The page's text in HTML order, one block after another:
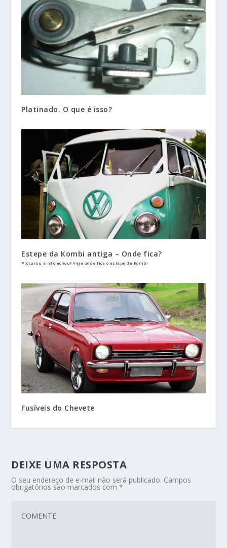
Platinado. O que é isso?
Estepe da Kombi antiga – Onde fica?
Procurou e não achou? Veja onde fica o estepe da Kombi
Fusíveis do Chevete
DEIXE UMA RESPOSTA
O seu endereço de e-mail não será publicado. Campos
obrigatórios são marcados com*